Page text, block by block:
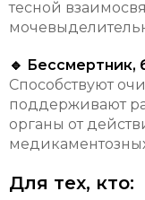
тесной
🔹
Способствуют
поддерживают
органы от
Для тех, кто: